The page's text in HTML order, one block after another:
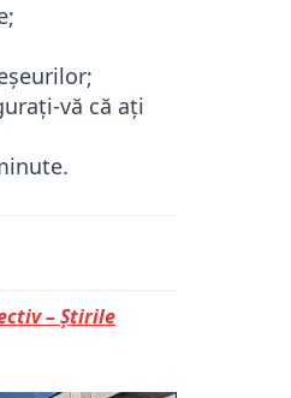
vă că ați
– Știrile